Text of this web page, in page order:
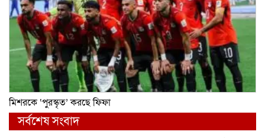
মিশরকে ‘পুরস্কৃত’ করছে ফিফা
সর্বশেষ সংবাদ